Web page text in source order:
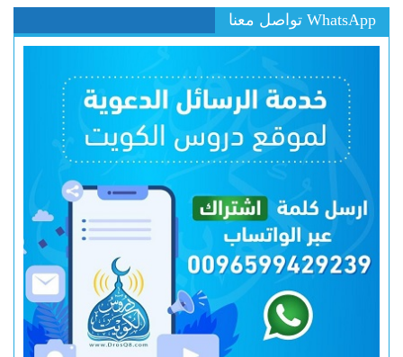
WhatsApp تواصل معنا